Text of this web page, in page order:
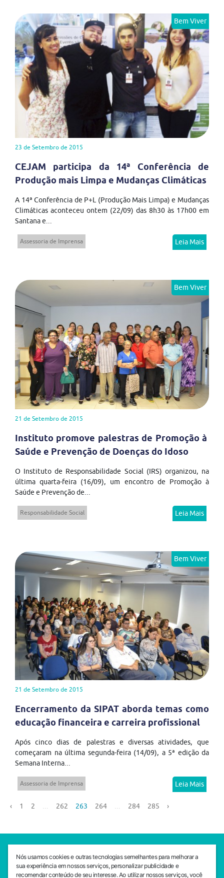
Bem Viver
23 de Setembro de 2015
CEJAM participa da 14ª Conferência de
Produção mais Limpa e Mudanças Climáticas
A 14ª Conferência de P+L (Produção Mais Limpa) e Mudanças
Climáticas aconteceu ontem (22/09) das 8h30 às 17h00 em
Santana e...
Assessoria de Imprensa Leia Mais
Bem Viver
21 de Setembro de 2015
Instituto promove palestras de Promoção à
Saúde e Prevenção de Doenças do Idoso
O Instituto de Responsabilidade Social (IRS) organizou, na
última quarta-feira (16/09), um encontro de Promoção à
Saúde e Prevenção de...
Responsabilidade Social Leia Mais
Bem Viver
21 de Setembro de 2015
Encerramento da SIPAT aborda temas como
educação financeira e carreira profissional
Após cinco dias de palestras e diversas atividades, que
começaram na última segunda-feira (14/09), a 5ª edição da
Semana Interna...
Assessoria de Imprensa Leia Mais
‹ 1 2 ... 262 263 264 ... 284 285 ›
SEDE CEJAM
Av. da Liberdade, 765, Liberdade, São Paulo, 01503-001
(11) 3469 - 1818
Nós usamos cookies e outras tecnologias semelhantes para melhorar a
sua experiência em nossos serviços, personalizar publicidade e
recomendar conteúdo de seu interesse. Ao utilizar nossos serviços, você